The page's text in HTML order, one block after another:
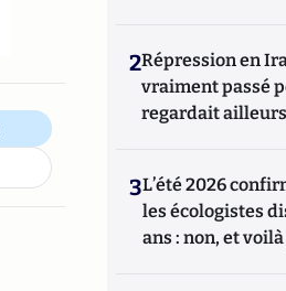
2Répression en
vraiment passé
regardait ailleurs
3L’été 2026
les écologistes
ans : non, et